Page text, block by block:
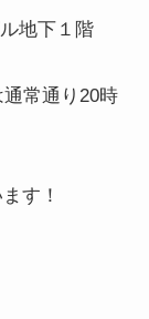
地下１階
常通り20時
す！